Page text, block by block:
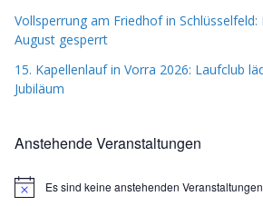
Vollsperrung am Friedhof in Schlüsselfeld:
August gesperrt
15. Kapellenlauf in Vorra 2026: Laufclub
Jubiläum
Anstehende Veranstaltungen
H
Es sind keine anstehenden